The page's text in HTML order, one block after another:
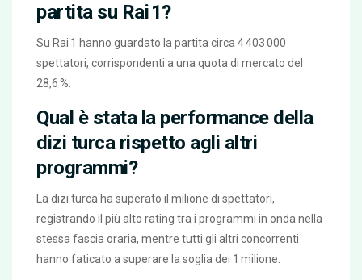
partita su Rai 1?
Su Rai 1 hanno guardato la partita circa 4 403 000
spettatori, corrispondenti a una quota di mercato del
28,6 %.
Qual è stata la performance della
dizi turca rispetto agli altri
programmi?
La dizi turca ha superato il milione di spettatori,
registrando il più alto rating tra i programmi in onda nella
stessa fascia oraria, mentre tutti gli altri concorrenti
hanno faticato a superare la soglia dei 1 milione.